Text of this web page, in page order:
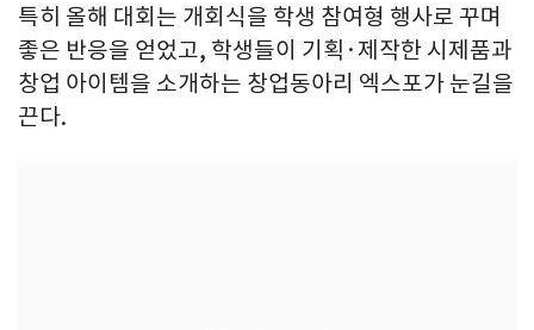
특히 올해 대회는 개회식을 학생 참여형 행사로 꾸며
좋은 반응을 얻었고, 학생들이 기획·제작한 시제품과
창업 아이템을 소개하는 창업동아리 엑스포가 눈길을
끈다.